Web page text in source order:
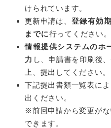
けられています。
更新申請は、 登録有効
までに行ってください。
情報提供システムのホ
力 し、申請書を印刷後
上、提出してください。​
下記提出書類一覧表に
出ください。
※前回申請から変更が
できます。